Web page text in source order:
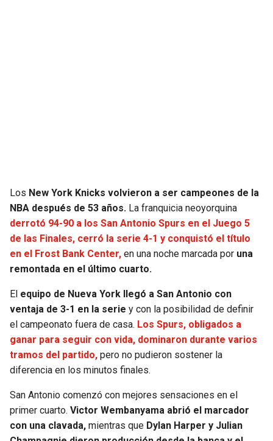
PACKERS
FALCONS
PANTHERS
SAINTS
BUCCANEERS
TIMBERWOLVES
TRAIL BLAZERS
JAZZ
Los New York Knicks volvieron a ser campeones de la
NBA después de 53 años. La franquicia neoyorquina
derrotó 94-90 a los San Antonio Spurs en el Juego 5
de las Finales, cerró la serie 4-1 y conquistó el título
en el Frost Bank Center, en una noche marcada por una
remontada en el último cuarto.
El equipo de Nueva York llegó a San Antonio con
ventaja de 3-1 en la serie y con la posibilidad de definir
el campeonato fuera de casa. Los Spurs, obligados a
ganar para seguir con vida, dominaron durante varios
tramos del partido, pero no pudieron sostener la
diferencia en los minutos finales.
San Antonio comenzó con mejores sensaciones en el
primer cuarto. Victor Wembanyama abrió el marcador
con una clavada, mientras que Dylan Harper y Julian